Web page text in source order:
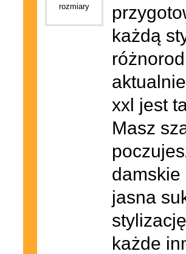
każdą
xxl jest
Masz
damskie
jasna
każde